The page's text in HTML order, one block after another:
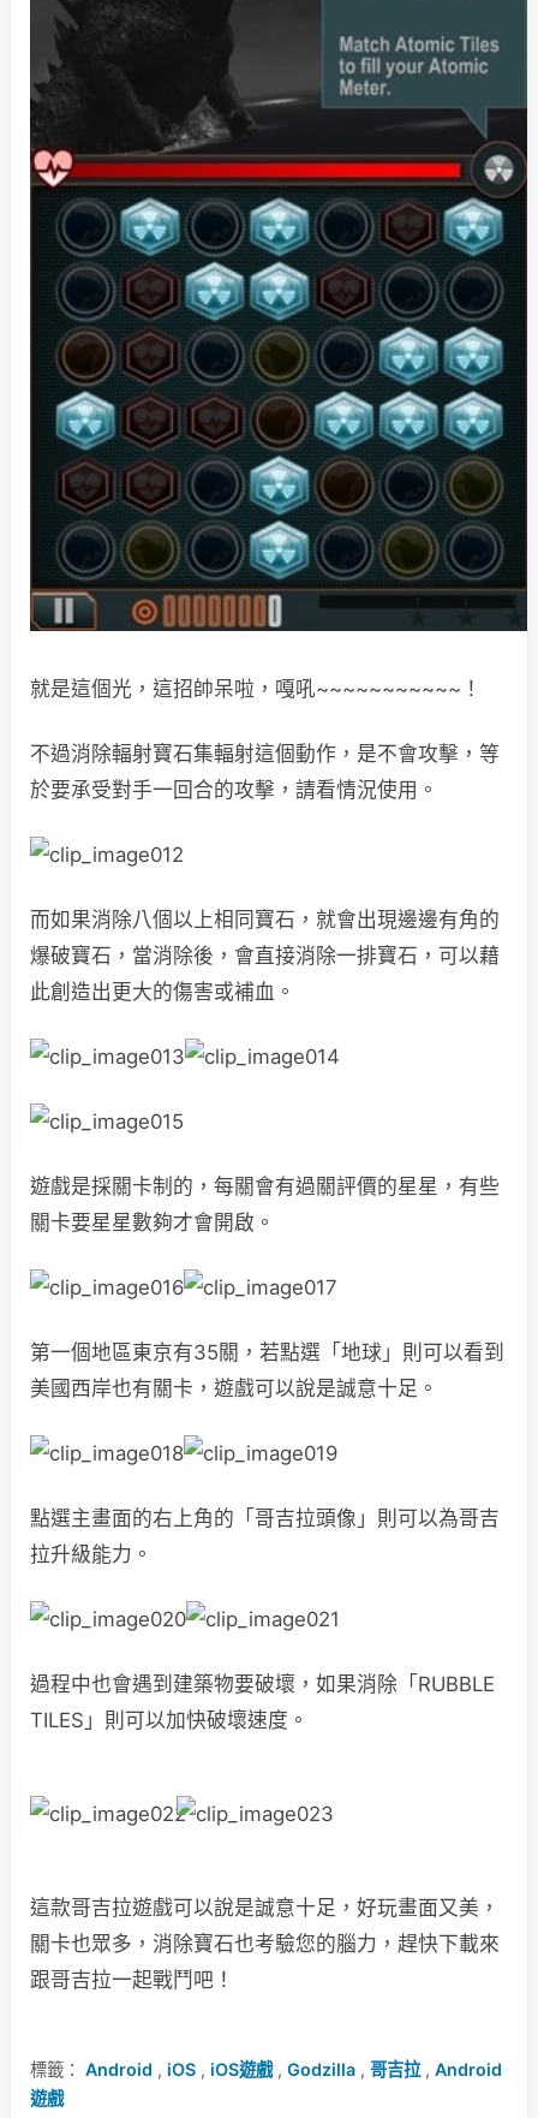
就是這個光，這招帥呆啦，嘎吼~~~~~~~~~~~！
不過消除輻射寶石集輻射這個動作，是不會攻擊，等
於要承受對手一回合的攻擊，請看情況使用。
而如果消除八個以上相同寶石，就會出現邊邊有角的
爆破寶石，當消除後，會直接消除一排寶石，可以藉
此創造出更大的傷害或補血。
遊戲是採關卡制的，每關會有過關評價的星星，有些
關卡要星星數夠才會開啟。
第一個地區東京有35關，若點選「地球」則可以看到
美國西岸也有關卡，遊戲可以說是誠意十足。
點選主畫面的右上角的「哥吉拉頭像」則可以為哥吉
拉升級能力。
過程中也會遇到建築物要破壞，如果消除「RUBBLE
TILES」則可以加快破壞速度。
這款哥吉拉遊戲可以說是誠意十足，好玩畫面又美，
關卡也眾多，消除寶石也考驗您的腦力，趕快下載來
跟哥吉拉一起戰鬥吧！
標籤： Android , iOS , iOS遊戲, Godzilla , 哥吉拉 , Android
遊戲